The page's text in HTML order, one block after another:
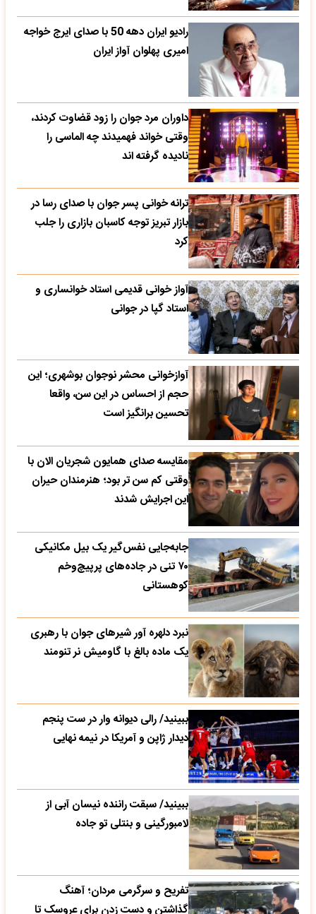
رادیو ایران دهه 50 با صدای ایرج خواجه
امیری پهلوان آواز ایران
داوران مرد جوان را زود قضاوت کردند،
وقتی خواند فهمیدند چه الماسی را
نادیده گرفته اند
ترانه خوانی پسر جوان با صدای رسا در
بازار تبریز توجه کاسبان بازاری را جلب
کرد
آواز خوانی قدیمی استاد خوانساری و
استاد گپا در جوانی
آوازخوانی محشر نوجوان بوشهری؛ این
حجم از احساس در این سن، واقعا
تحسین‌ برانگیز است
مقایسه صدای همایون شجریان الان با
وقتی کم سن تر بود؛ هنرمندان حیران
این اجرایش شدند
جابه‌جایی نفس‌گیر یک بیل مکانیکی
۷۰ تنی در جاده‌های پرپیچ‌وخم
کوهستانی
نبرد دلهره آور شیرهای جوان با رهبری
یک ماده بالغ با گاومیش نر تنومند
ببینید/ رالی دیوانه وار در ست پنجم
دیدار ژاپن و آمریکا در نیمه نهایی
ببینید/ سبقت راننده نیسان آبی از
لامبورگینی و بنتلی تو جاده
تفریح و سرگرمی مردان؛ آهنگ
گذاشتن و دست زدن برای عروسک تا